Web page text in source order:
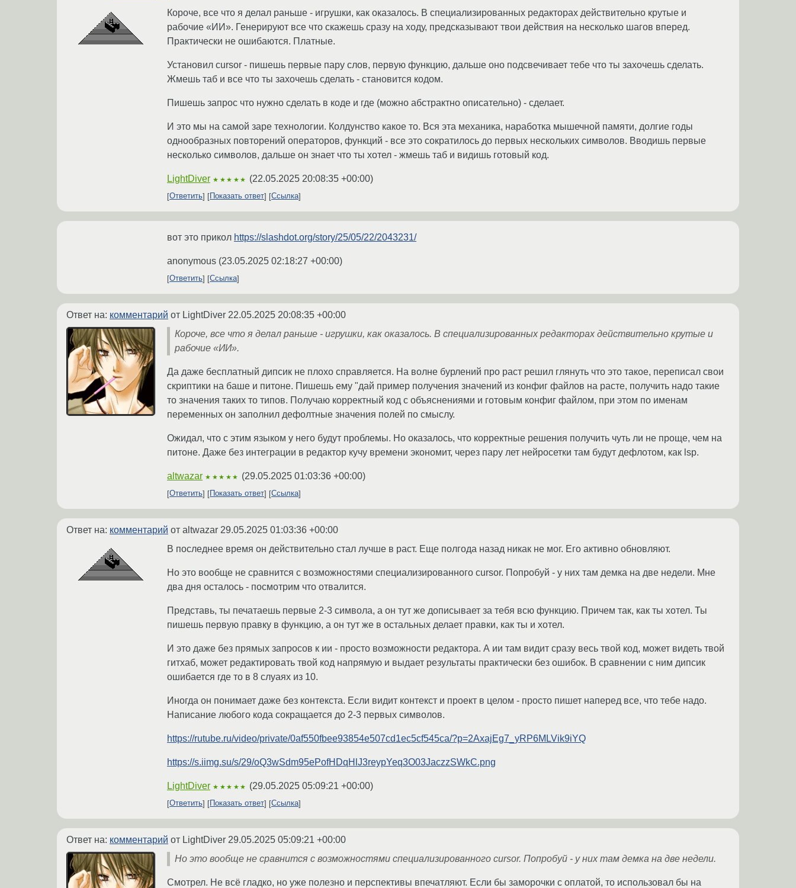
Короче, все что я делал раньше - игрушки, как оказалось. В специализированных редакторах действительно крутые и
рабочие «ИИ». Генерируют все что скажешь сразу на ходу, предсказывают твои действия на несколько шагов вперед.
Практически не ошибаются. Платные.
Установил cursor - пишешь первые пару слов, первую функцию, дальше оно подсвечивает тебе что ты захочешь сделать.
Жмешь таб и все что ты захочешь сделать - становится кодом.
Пишешь запрос что нужно сделать в коде и где (можно абстрактно описательно) - сделает.
И это мы на самой заре технологии. Колдунство какое то. Вся эта механика, наработка мышечной памяти, долгие годы
однообразных повторений операторов, функций - все это сократилось до первых нескольких символов. Вводишь первые
несколько символов, дальше он знает что ты хотел - жмешь таб и видишь готовый код.
LightDiver ★★★★★ (22.05.2025 20:08:35 +00:00)
Ответить Показать ответ Ссылка
вот это прикол https://slashdot.org/story/25/05/22/2043231/
anonymous (23.05.2025 02:18:27 +00:00)
Ответить Ссылка
Ответ на: комментарий от LightDiver 22.05.2025 20:08:35 +00:00
Короче, все что я делал раньше - игрушки, как оказалось. В специализированных редакторах действительно крутые и
рабочие «ИИ».
Да даже бесплатный дипсик не плохо справляется. На волне бурлений про раст решил глянуть что это такое, переписал свои
скриптики на баше и питоне. Пишешь ему "дай пример получения значений из конфиг файлов на расте, получить надо такие
то значения таких то типов. Получаю корректный код с объяснениями и готовым конфиг файлом, при этом по именам
переменных он заполнил дефолтные значения полей по смыслу.
Ожидал, что с этим языком у него будут проблемы. Но оказалось, что корректные решения получить чуть ли не проще, чем на
питоне. Даже без интеграции в редактор кучу времени экономит, через пару лет нейросетки там будут дефлотом, как lsp.
altwazar ★★★★★ (29.05.2025 01:03:36 +00:00)
Ответить Показать ответ Ссылка
Ответ на: комментарий от altwazar 29.05.2025 01:03:36 +00:00
В последнее время он действительно стал лучше в раст. Еще полгода назад никак не мог. Его активно обновляют.
Но это вообще не сравнится с возможностями специализированного cursor. Попробуй - у них там демка на две недели. Мне
два дня осталось - посмотрим что отвалится.
Представь, ты печатаешь первые 2-3 символа, а он тут же дописывает за тебя всю функцию. Причем так, как ты хотел. Ты
пишешь первую правку в функцию, а он тут же в остальных делает правки, как ты и хотел.
И это даже без прямых запросов к ии - просто возможности редактора. А ии там видит сразу весь твой код, может видеть твой
гитхаб, может редактировать твой код напрямую и выдает результаты практически без ошибок. В сравнении с ним дипсик
ошибается где то в 8 слуаях из 10.
Иногда он понимает даже без контекста. Если видит контекст и проект в целом - просто пишет наперед все, что тебе надо.
Написание любого кода сокращается до 2-3 первых символов.
https://rutube.ru/video/private/0af550fbee93854e507cd1ec5cf545ca/?p=2AxajEg7_yRP6MLVik9iYQ
https://s.iimg.su/s/29/oQ3wSdm95ePofHDqHlJ3reypYeq3O03JaczzSWkC.png
LightDiver ★★★★★ (29.05.2025 05:09:21 +00:00)
Ответить Показать ответ Ссылка
Ответ на: комментарий от LightDiver 29.05.2025 05:09:21 +00:00
Но это вообще не сравнится с возможностями специализированного cursor. Попробуй - у них там демка на две недели.
Смотрел. Не всё гладко, но уже полезно и перспективы впечатляют. Если бы заморочки с оплатой, то использовал бы на